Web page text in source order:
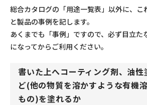
総合カタログの「用途一覧表」以外に、こ
と製品の事例を記します。
あくまでも「事例」ですので、必ず目立た
になってからご利用ください。
書いた上へコーティング剤、油
ど(他の物質を溶かすような有機
もの)を塗れるか